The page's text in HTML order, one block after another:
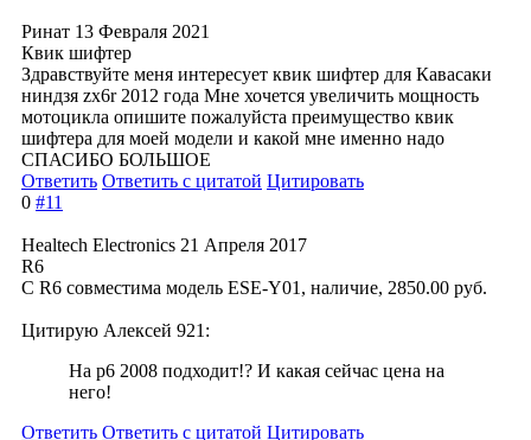
Ринат 13 Февраля 2021
Квик шифтер
Здравствуйте меня интересует квик шифтер для Кавасаки
ниндзя zx6r 2012 года Мне хочется увеличить мощность
мотоцикла опишите пожалуйста преимущество квик
шифтера для моей модели и какой мне именно надо
СПАСИБО БОЛЬШОЕ
Ответить Ответить с цитатой Цитировать
0 #11
Healtech Electronics 21 Апреля 2017
R6
С R6 совместима модель ESE-Y01, наличие, 2850.00 руб.
Цитирую Алексей 921:
На р6 2008 подходит!? И какая сейчас цена на
него!
Ответить Ответить с цитатой Цитировать